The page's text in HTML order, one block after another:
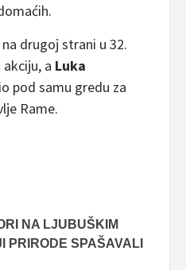
drugoj strani u 32.
a Luka
pod samu gredu za
Rame.
NA LJUBUŠKIM
PRIRODE SPAŠAVALI